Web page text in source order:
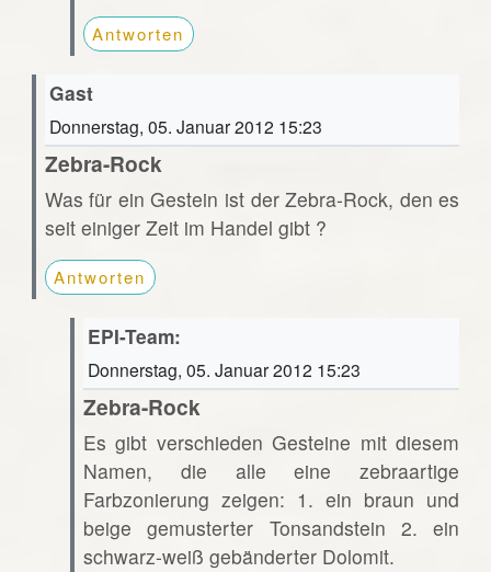
Antworten
Gast
Donnerstag, 05. Januar 2012 15:23
Zebra-Rock
Was für ein Gestein ist der Zebra-Rock, den es
seit einiger Zeit im Handel gibt ?
Antworten
EPI-Team:
Donnerstag, 05. Januar 2012 15:23
Zebra-Rock
Es gibt verschieden Gesteine mit diesem
Namen, die alle eine zebraartige
Farbzonierung zeigen: 1. ein braun und
beige gemusterter Tonsandstein 2. ein
schwarz-weiß gebänderter Dolomit.